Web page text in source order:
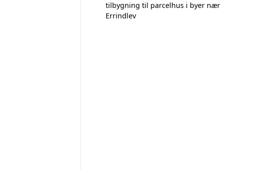
tilbygning til parcelhus i byer nær
Errindlev